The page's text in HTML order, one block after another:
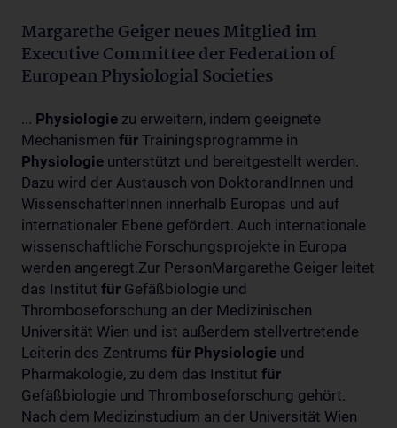
Margarethe Geiger neues Mitglied im
Executive Committee der Federation of
European Physiologial Societies
... Physiologie zu erweitern, indem geeignete
Mechanismen für Trainingsprogramme in
Physiologie unterstützt und bereitgestellt werden.
Dazu wird der Austausch von DoktorandInnen und
WissenschafterInnen innerhalb Europas und auf
internationaler Ebene gefördert. Auch internationale
wissenschaftliche Forschungsprojekte in Europa
werden angeregt.Zur PersonMargarethe Geiger leitet
das Institut für Gefäßbiologie und
Thromboseforschung an der Medizinischen
Universität Wien und ist außerdem stellvertretende
Leiterin des Zentrums für Physiologie und
Pharmakologie, zu dem das Institut für
Gefäßbiologie und Thromboseforschung gehört.
Nach dem Medizinstudium an der Universität Wien